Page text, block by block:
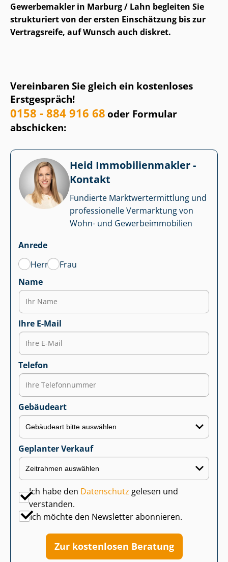
Gewerbemakler in Marburg / Lahn begleiten Sie
strukturiert von der ersten Einschätzung bis zur
Vertragsreife, auf Wunsch auch diskret.
Vereinbaren Sie gleich ein kostenloses
Erstgespräch!
0158 - 884 916 68oder Formular
abschicken:
Heid Im­mo­bi­li­en­mak­ler -
Kontakt
Fundierte Markt­wert­ermitt­lung und
professionelle Vermarktung von
Wohn- und Ge­wer­be­im­mo­bi­li­en
Anrede
Herr
Frau
Name
Ihre E-Mail
Telefon
Gebäudeart
Geplanter Verkauf
Ich habe den Datenschutz gelesen und
verstanden.
Ich möchte den Newsletter abonnieren.
Zur kostenlosen Beratung